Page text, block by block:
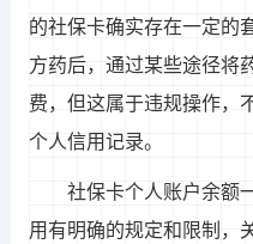
的社保卡确实存在一定的
方药后，通过某些途径将
费，但这属于违规操作，
个人信用记录。
社保卡个人账户余额
用有明确的规定和限制，